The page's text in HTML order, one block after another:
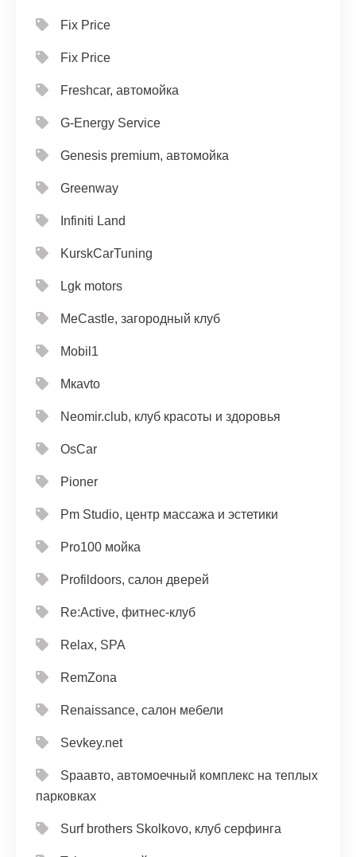
Fix Price
Fix Price
Freshcar, автомойка
G-Energy Service
Genesis premium, автомойка
Greenway
Infiniti Land
KurskCarTuning
Lgk motors
MeCastle, загородный клуб
Mobil1
Mкavto
Neomir.club, клуб красоты и здоровья
OsCar
Pioner
Pm Studio, центр массажа и эстетики
Pro100 мойка
Profildoors, салон дверей
Re:Active, фитнес-клуб
Relax, SPA
RemZona
Renaissance, салон мебели
Sevkey.net
Spaавто, автомоечный комплекс на теплых
парковках
Surf brothers Skolkovo, клуб серфинга